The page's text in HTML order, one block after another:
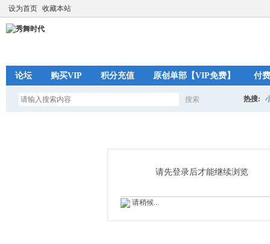
设为首页 收藏本站
论坛 购买VIP 积分充值 原创单部【VIP免费】 付
搜索
索
热搜:
请先登录后才能继续浏览
请稍候...